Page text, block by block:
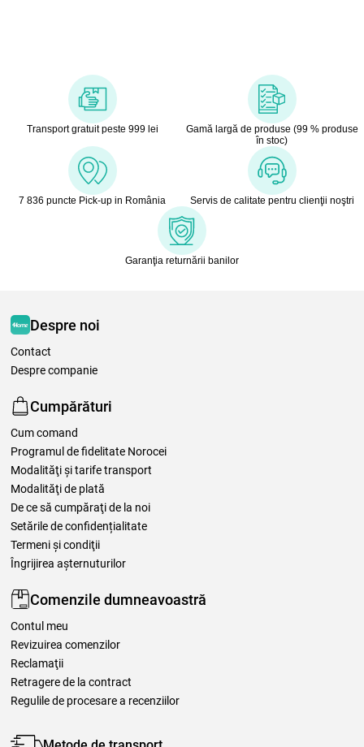
Transport gratuit peste 999 lei
Gamă largă de produse (99 % produse
în stoc)
7 836 puncte Pick-up in România Servis de calitate pentru clienţii noştri
Garanţia returnării banilor
Despre noi
Contact
Despre companie
Cumpărături
Cum comand
Programul de fidelitate Norocei
Modalităţi şi tarife transport
Modalităţi de plată
De ce să cumpăraţi de la noi
Setările de confidențialitate
Termeni şi condiţii
Îngrijirea așternuturilor
Comenzile dumneavoastră
Contul meu
Revizuirea comenzilor
Reclamaţii
Retragere de la contract
Regulile de procesare a recenziilor